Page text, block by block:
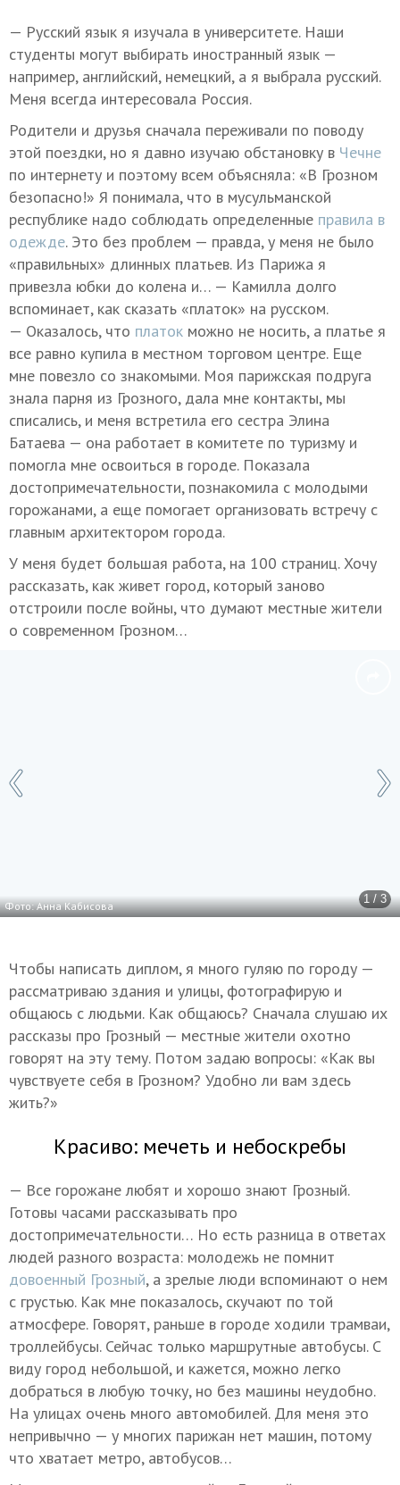
— Русский язык я изучала в университете. Наши
студенты могут выбирать иностранный язык —
например, английский, немецкий, а я выбрала русский.
Меня всегда интересовала Россия.
Родители и друзья сначала переживали по поводу
этой поездки, но я давно изучаю обстановку в Чечне
по интернету и поэтому всем объясняла: «В Грозном
безопасно!» Я понимала, что в мусульманской
республике надо соблюдать определенные правила в
одежде. Это без проблем — правда, у меня не было
«правильных» длинных платьев. Из Парижа я
привезла юбки до колена и… — Камилла долго
вспоминает, как сказать «платок» на русском.
— Оказалось, что платок можно не носить, а платье я
все равно купила в местном торговом центре. Еще
мне повезло со знакомыми. Моя парижская подруга
знала парня из Грозного, дала мне контакты, мы
списались, и меня встретила его сестра Элина
Батаева — она работает в комитете по туризму и
помогла мне освоиться в городе. Показала
достопримечательности, познакомила с молодыми
горожанами, а еще помогает организовать встречу с
главным архитектором города.
У меня будет большая работа, на 100 страниц. Хочу
рассказать, как живет город, который заново
отстроили после войны, что думают местные жители
о современном Грозном…
1 / 3
Фото: Анна Кабисова
Чтобы написать диплом, я много гуляю по городу —
рассматриваю здания и улицы, фотографирую и
общаюсь с людьми. Как общаюсь? Сначала слушаю их
рассказы про Грозный — местные жители охотно
говорят на эту тему. Потом задаю вопросы: «Как вы
чувствуете себя в Грозном? Удобно ли вам здесь
жить?»
Красиво: мечеть и небоскребы
— Все горожане любят и хорошо знают Грозный.
Готовы часами рассказывать про
достопримечательности… Но есть разница в ответах
людей разного возраста: молодежь не помнит
довоенный Грозный, а зрелые люди вспоминают о нем
с грустью. Как мне показалось, скучают по той
атмосфере. Говорят, раньше в городе ходили трамваи,
троллейбусы. Сейчас только маршрутные автобусы. С
виду город небольшой, и кажется, можно легко
добраться в любую точку, но без машины неудобно.
На улицах очень много автомобилей. Для меня это
непривычно — у многих парижан нет машин, потому
что хватает метро, автобусов…